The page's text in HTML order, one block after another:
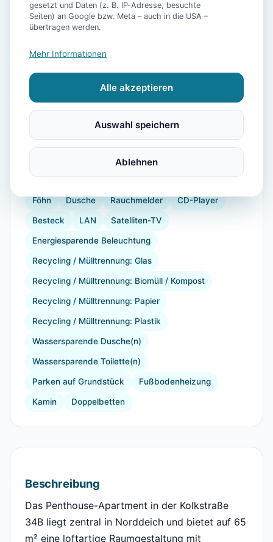
Ausstattung
WLAN Kühlschrank
Balkon Kaffeemaschine
Gefrierfach Backofen Toaster Internet
Bügelbrett Allergikerfreundlich
Gartenmöbel Babybett Kinderhochstuhl
Föhn Dusche Rauchmelder CD-Player
Besteck LAN Satelliten-TV
Energiesparende Beleuchtung
Recycling / Mülltrennung: Glas
Recycling / Mülltrennung: Biomüll / Kompost
Recycling / Mülltrennung: Papier
Recycling / Mülltrennung: Plastik
Wassersparende Dusche(n)
Wassersparende Toilette(n)
Parken auf Grundstück Fußbodenheizung
Kamin Doppelbetten
Beschreibung
Das Penthouse-Apartment in der Kolkstraße
34B liegt zentral in Norddeich und bietet auf 65
m² eine loftartige Raumgestaltung mit
gesetzt und Daten (z. B. IP-Adresse, besuchte
Seiten) an Google bzw. Meta – auch in die USA –
übertragen werden.
Mehr Informationen
Alle akzeptieren
Auswahl speichern
Ablehnen